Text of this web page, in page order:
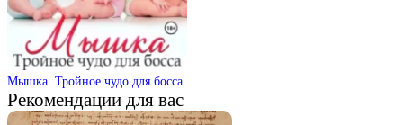
Мышка. Тройное чудо для босса
Рекомендации для вас